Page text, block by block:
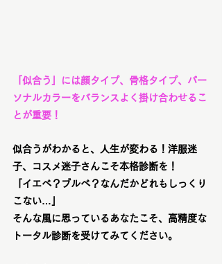
「似合う」には顔タイプ、骨格タイプ、パー
ソナルカラーをバランスよく掛け合わせるこ
とが重要！
似合うがわかると、人生が変わる！洋服迷
子、コスメ迷子さんこそ本格診断を！
「イエベ？ブルベ？なんだかどれもしっくり
こない…」
そんな風に思っているあなたこそ、 高精度な
トータル診断を受けてみてください。